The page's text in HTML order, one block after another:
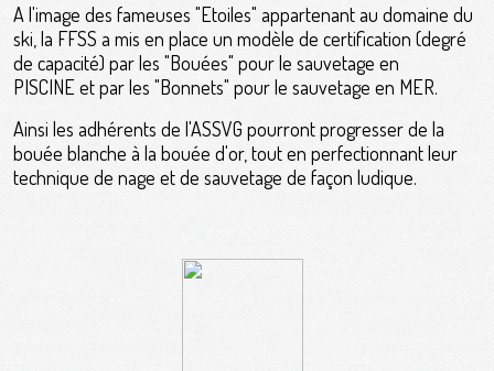
A l'image des fameuses "Etoiles" appartenant au domaine du
ski, la FFSS a mis en place un modèle de certification (degré
de capacité) par les "Bouées" pour le sauvetage en
PISCINE et par les "Bonnets" pour le sauvetage en MER.
Ainsi les adhérents de l'ASSVG pourront progresser de la
bouée blanche à la bouée d'or, tout en perfectionnant leur
technique de nage et de sauvetage de façon ludique.